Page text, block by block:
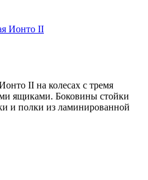
II на колесах с тремя
ящиками. Боковины стойки
и полки из ламинированной